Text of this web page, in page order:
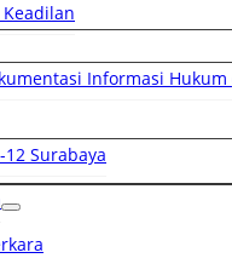
Keadilan
Informasi Hukum
Surabaya